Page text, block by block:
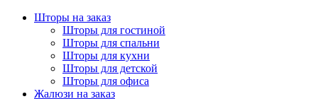
Шторы на заказ
Шторы для гостиной
Шторы для спальни
Шторы для кухни
Шторы для детской
Шторы для офиса
Жалюзи на заказ